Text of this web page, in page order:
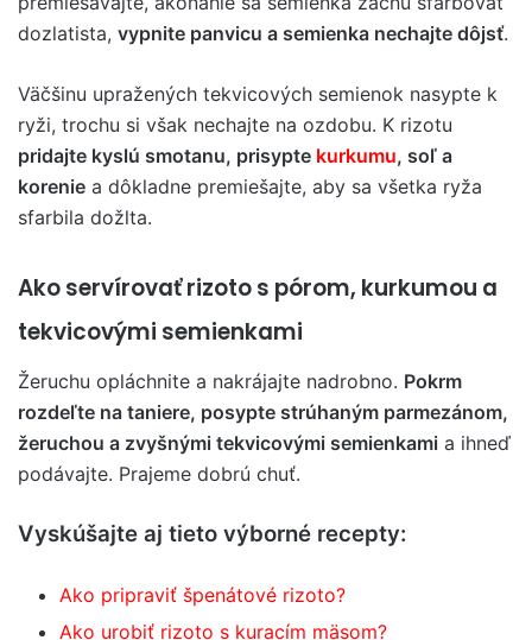
dozlatista, vypnite panvicu a semienka nechajte dôjsť.
Väčšinu upražených tekvicových semienok nasypte k
ryži, trochu si však nechajte na ozdobu. K rizotu
pridajte kyslú smotanu, prisypte kurkumu, soľ a
korenie a dôkladne premiešajte, aby sa všetka ryža
sfarbila dožlta.
Ako servírovať rizoto s pórom, kurkumou a
tekvicovými semienkami
Žeruchu opláchnite a nakrájajte nadrobno. Pokrm
rozdeľte na taniere, posypte strúhaným parmezánom,
žeruchou a zvyšnými tekvicovými semienkami a ihneď
podávajte. Prajeme dobrú chuť.
Vyskúšajte aj tieto výborné recepty:
Ako pripraviť špenátové rizoto?
Ako urobiť rizoto s kuracím mäsom?